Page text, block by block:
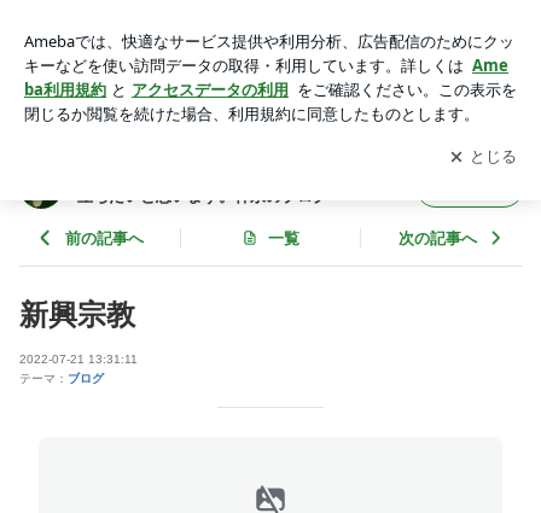
いと思います。祥永のブログ
アプリをダウンロードして ブログの更新通知
を受け取りまし
ょう。
開く
立ちたいと思います。祥永のブログ
前の記事へ 一覧 次の記事へ
新興宗教
2022-07-21 13:31:11
テーマ： ブログ